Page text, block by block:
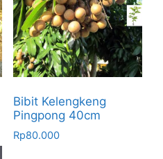
Bibit Kelengkeng
Pingpong 40cm
Rp80.000